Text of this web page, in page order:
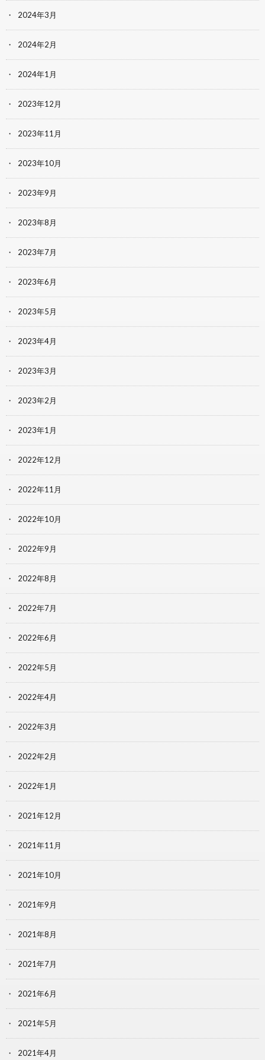
2024年3月
2024年2月
2024年1月
2023年12月
2023年11月
2023年10月
2023年9月
2023年8月
2023年7月
2023年6月
2023年5月
2023年4月
2023年3月
2023年2月
2023年1月
2022年12月
2022年11月
2022年10月
2022年9月
2022年8月
2022年7月
2022年6月
2022年5月
2022年4月
2022年3月
2022年2月
2022年1月
2021年12月
2021年11月
2021年10月
2021年9月
2021年8月
2021年7月
2021年6月
2021年5月
2021年4月